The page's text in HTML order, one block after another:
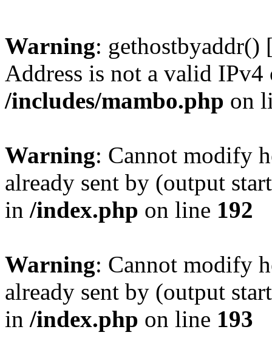
Warning: gethostbyaddr()
Address is not a valid IPv4
/includes/mambo.php on
Warning: Cannot modify
already sent by (output
in /index.php on line 192
Warning: Cannot modify
already sent by (output
in /index.php on line 193